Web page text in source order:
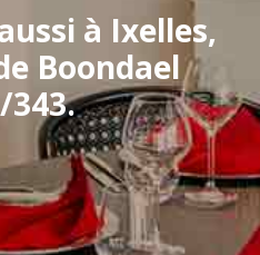
à Ixelles,
Boondael
343.